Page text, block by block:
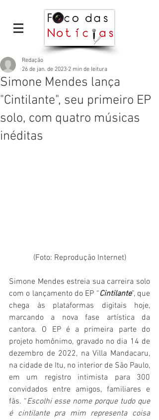
Simone Mendes lança
"Cintilante", seu primeiro EP
solo, com quatro músicas
inéditas
Redação
26 de jan. de 2023 2 min de leitura
(Foto: Reprodução Internet)
Simone Mendes estreia sua carreira solo
com o lançamento do EP “Cintilante”, que
chega às plataformas digitais hoje,
marcando a nova fase artística da
cantora. O EP é a primeira parte do
projeto homônimo, gravado no dia 14 de
dezembro de 2022, na Villa Mandacaru,
na cidade de Itu, no interior de São Paulo,
em um registro intimista para 300
convidados entre amigos, familiares e
fãs. “Escolhi esse nome porque tudo que
é cintilante pra mim representa coisa